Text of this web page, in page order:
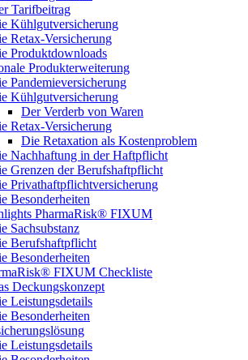
Tarifbeitrag
Kühlgutversicherung
Retax-Versicherung
Produktdownloads
Produkterweiterung
Pandemieversicherung
Kühlgutversicherung
Der Verderb von Waren
Retax-Versicherung
Die Retaxation als Kostenproblem
Nachhaftung in der Haftpflicht
Grenzen der Berufshaftpflicht
Privathaftpflichtversicherung
Besonderheiten
PharmaRisk® FIXUM
Sachsubstanz
Berufshaftpflicht
Besonderheiten
FIXUM Checkliste
Deckungskonzept
Leistungsdetails
Besonderheiten
Leistungsdetails